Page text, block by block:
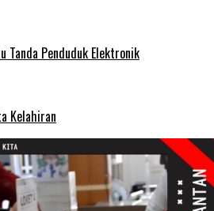
Tanda Penduduk Elektronik
Kelahiran